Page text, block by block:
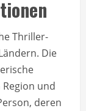
Thriller-
Die
und
deren